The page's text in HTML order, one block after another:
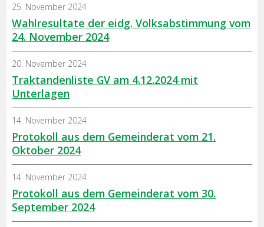
Wahlresultate der eidg. Volksabstimmung vom
24. November 2024
25. November 2024
Traktandenliste GV am 4.12.2024 mit
Unterlagen
20. November 2024
Protokoll aus dem Gemeinderat vom 21.
Oktober 2024
14. November 2024
Protokoll aus dem Gemeinderat vom 30.
September 2024
14. November 2024